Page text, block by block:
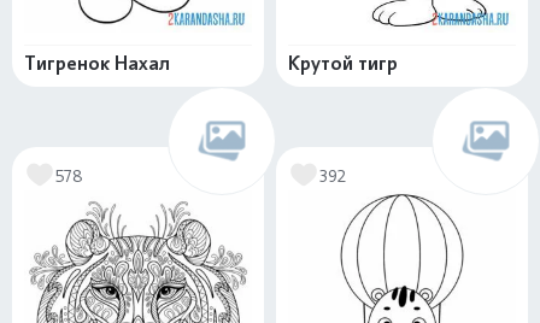
Тигренок Нахал Крутой тигр
578 392